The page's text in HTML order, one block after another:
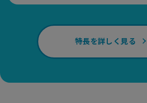
特長を詳しく見る